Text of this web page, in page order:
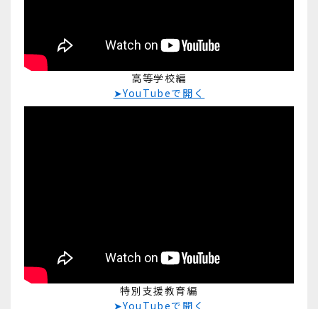
高等学校編
➤YouTubeで開く
特別支援教育編
➤YouTubeで開く